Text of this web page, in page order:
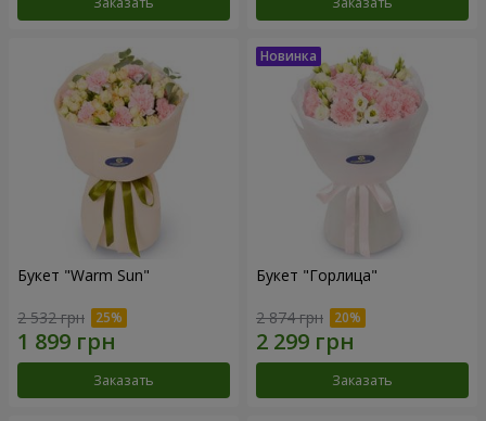
Букет "Warm Sun"
2 532 грн
Заказать
Букет "Горлица"
2 874 грн
Заказать